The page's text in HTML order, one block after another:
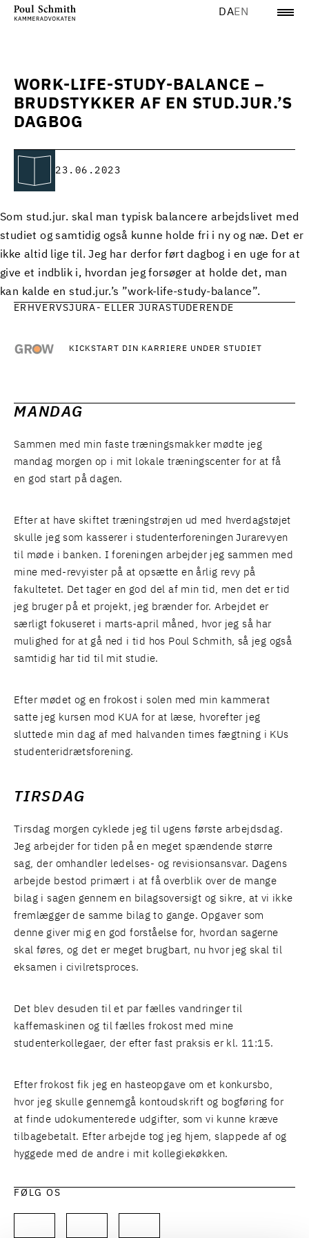
DAEN
WORK-LIFE-STUDY-BALANCE –
BRUDSTYKKER AF EN STUD.JUR.’S
DAGBOG
23.06.2023
Som stud.jur. skal man typisk balancere arbejdslivet med
studiet og samtidig også kunne holde fri i ny og næ. Det er
ikke altid lige til. Jeg har derfor ført dagbog i en uge for at
give et indblik i, hvordan jeg forsøger at holde det, man
kan kalde en stud.jur.’s ”work-life-study-balance”.
ERHVERVSJURA- ELLER JURASTUDERENDE
KICKSTART DIN KARRIERE UNDER STUDIET
MANDAG
Sammen med min faste træningsmakker mødte jeg
mandag morgen op i mit lokale træningscenter for at få
en god start på dagen.
Efter at have skiftet træningstrøjen ud med hverdagstøjet
skulle jeg som kasserer i studenterforeningen Jurarevyen
til møde i banken. I foreningen arbejder jeg sammen med
mine med-revyister på at opsætte en årlig revy på
fakultetet. Det tager en god del af min tid, men det er tid
jeg bruger på et projekt, jeg brænder for. Arbejdet er
særligt fokuseret i marts-april måned, hvor jeg så har
mulighed for at gå ned i tid hos Poul Schmith, så jeg også
samtidig har tid til mit studie.
Efter mødet og en frokost i solen med min kammerat
satte jeg kursen mod KUA for at læse, hvorefter jeg
sluttede min dag af med halvanden times fægtning i KUs
studenteridrætsforening.
TIRSDAG
Tirsdag morgen cyklede jeg til ugens første arbejdsdag.
Jeg arbejder for tiden på en meget spændende større
sag, der omhandler ledelses- og revisionsansvar. Dagens
arbejde bestod primært i at få overblik over de mange
bilag i sagen gennem en bilagsoversigt og sikre, at vi ikke
fremlægger de samme bilag to gange. Opgaver som
denne giver mig en god forståelse for, hvordan sagerne
skal føres, og det er meget brugbart, nu hvor jeg skal til
eksamen i civilretsproces.
Det blev desuden til et par fælles vandringer til
kaffemaskinen og til fælles frokost med mine
studenterkollegaer, der efter fast praksis er kl. 11:15.
Efter frokost fik jeg en hasteopgave om et konkursbo,
hvor jeg skulle gennemgå kontoudskrift og bogføring for
at finde udokumenterede udgifter, som vi kunne kræve
tilbagebetalt. Efter arbejde tog jeg hjem, slappede af og
hyggede med de andre i mit kollegiekøkken.
FØLG OS